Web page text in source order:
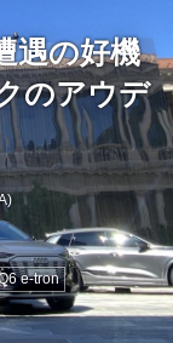
遇の好機
のアウデ
e-tron